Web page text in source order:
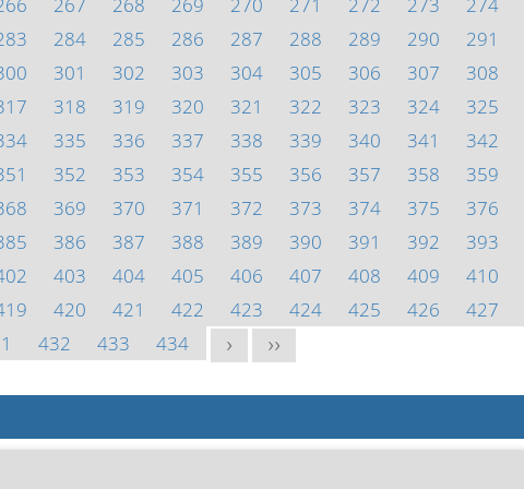
284 285 286 287 288 289 290 291
301 302 303 304 305 306 307 308
318 319 320 321 322 323 324 325
335 336 337 338 339 340 341 342
352 353 354 355 356 357 358 359
369 370 371 372 373 374 375 376
386 387 388 389 390 391 392 393
403 404 405 406 407 408 409 410
420 421 422 423 424 425 426 427
432 433 434 > >>